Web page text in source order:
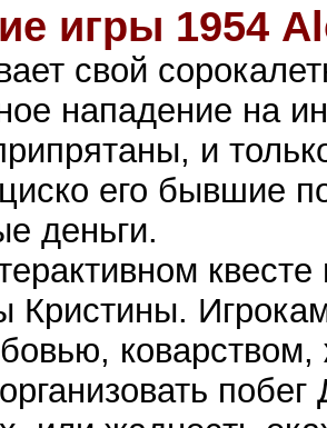
игры 1954
свой
нападение на
и
его бывшие
деньги.
Кристины.